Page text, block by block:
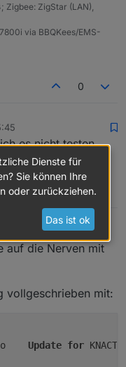
administrativen
ausführen.
dataclass
parse_qs, urlparse
import
import By
import
import
für Hyundai oder KIA
Zigbee: ZigStar (LAN),
via BBQKees/EMS-
0
es nicht testen.
dein Ergebnis.
1
auf die Nerven mit
vollgeschrieben mit:
Update for
Dienste für
Sie können Ihre
oder zurückziehen.
Das ist ok